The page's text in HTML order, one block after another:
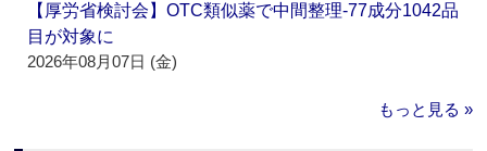
【厚労省検討会】OTC類似薬で中間整理‐77成分1042品
目が対象に
2026年08月07日 (金)
もっと見る »